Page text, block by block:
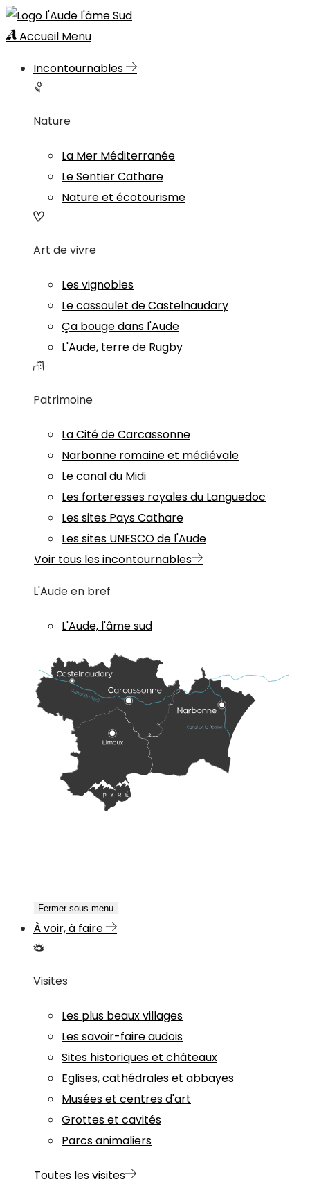
Accueil Menu
Incontournables
Nature
La Mer Méditerranée
Le Sentier Cathare
Nature et écotourisme
Art de vivre
Les vignobles
Le cassoulet de Castelnaudary
Ça bouge dans l'Aude
L'Aude, terre de Rugby
Patrimoine
La Cité de Carcassonne
Narbonne romaine et médiévale
Le canal du Midi
Les forteresses royales du Languedoc
Les sites Pays Cathare
Les sites UNESCO de l'Aude
Voir tous les incontournables
L'Aude en bref
L'Aude, l'âme sud
Fermer sous-menu
À voir, à faire
Visites
Les plus beaux villages
Les savoir-faire audois
Sites historiques et châteaux
Eglises, cathédrales et abbayes
Musées et centres d'art
Grottes et cavités
Parcs animaliers
Toutes les visites